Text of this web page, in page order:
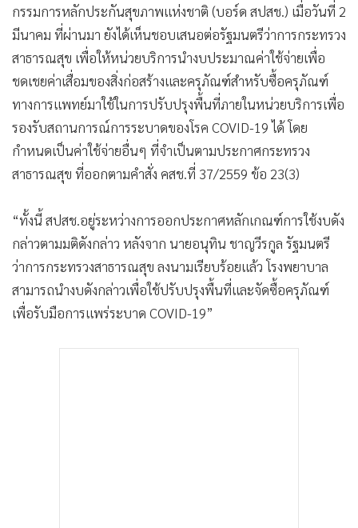
• Gotomanager
กรรมการหลักประกันสุขภาพแห่งชาติ (บอร์ด สปสช.) เมื่อวันที่ 2
มีนาคม ที่ผ่านมา ยังได้เห็นชอบเสนอต่อรัฐมนตรีว่าการกระทรวง
สาธารณสุข เพื่อให้หน่วยบริการนำงบประมาณค่าใช้จ่ายเพื่อ
ชดเชยค่าเสื่อมของสิ่งก่อสร้างและครุภัณฑ์สำหรับซื้อครุภัณฑ์
ทางการแพทย์มาใช้ในการปรับปรุงพื้นที่ภายในหน่วยบริการเพื่อ
รองรับสถานการณ์การระบาดของโรค COVID-19 ได้ โดย
กำหนดเป็นค่าใช้จ่ายอื่นๆ ที่จำเป็นตามประกาศกระทรวง
สาธารณสุข ที่ออกตามคำสั่ง คสช.ที่ 37/2559 ข้อ 23(3)
“ทั้งนี้ สปสช.อยู่ระหว่างการออกประกาศหลักเกณฑ์การใช้งบดัง
กล่าวตามมติดังกล่าว หลังจาก นายอนุทิน ชาญวีรกูล รัฐมนตรี
ว่าการกระทรวงสาธารณสุข ลงนามเรียบร้อยแล้ว โรงพยาบาล
สามารถนำงบดังกล่าวเพื่อใช้ปรับปรุงพื้นที่และจัดซื้อครุภัณฑ์
เพื่อรับมือการแพร่ระบาด COVID-19”